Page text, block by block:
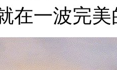
在一波完